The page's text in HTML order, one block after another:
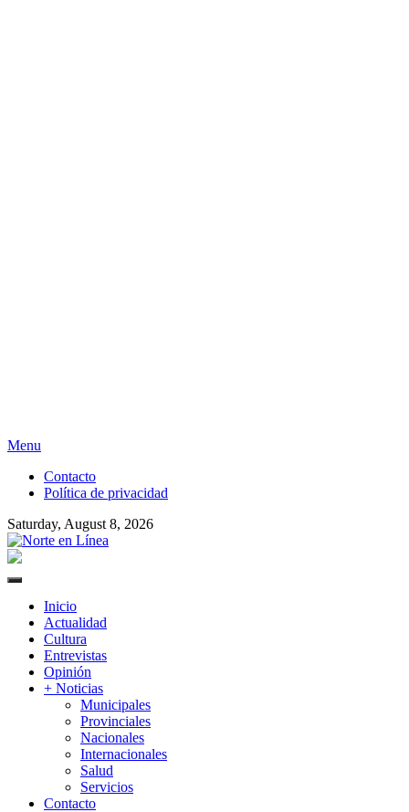
Skip
content
Menu
Contacto
Política de privacidad
Saturday, August 8, 2026
Primary
Inicio
Actualidad
Cultura
Entrevistas
Opinión
+ Noticias
Municipales
Provinciales
Nacionales
Internacionales
Salud
Servicios
Contacto